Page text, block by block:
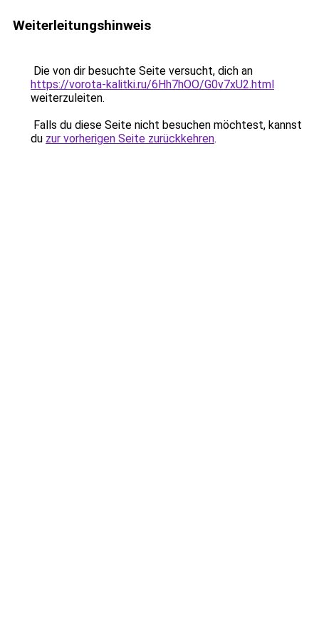
Weiterleitungshinweis
Die von dir besuchte Seite versucht, dich an
https://vorota-kalitki.ru/6Hh7hOO/G0v7xU2.html
weiterzuleiten.
Falls du diese Seite nicht besuchen möchtest, kannst
du zur vorherigen Seite zurückkehren.